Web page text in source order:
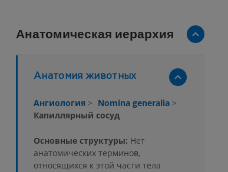
Анатомическая иерархия
Анатомия животных
Ангиология > Nomina generalia >
Капиллярный сосуд
Основные структуры: Нет
анатомических терминов,
относящихся к этой части тела